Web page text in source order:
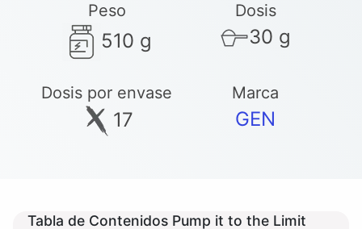
Peso
510 g
Dosis
30 g
Dosis por envase
17
Marca
GEN
Tabla de Contenidos Pump it to the Limit